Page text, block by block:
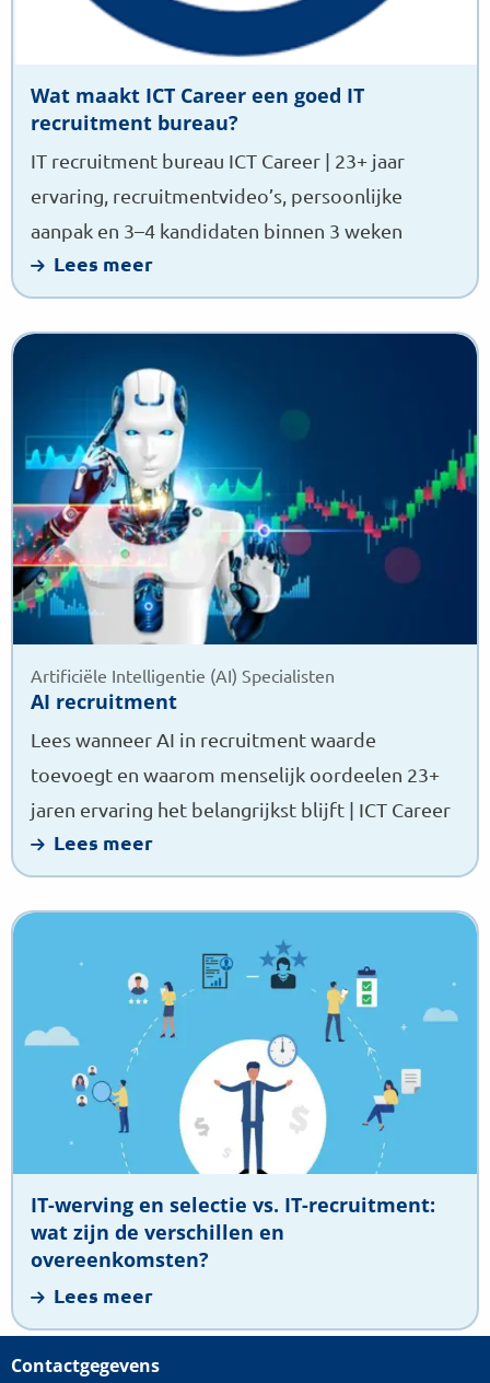
Wat maakt ICT Career een goed IT
recruitment bureau?
IT recruitment bureau ICT Career | 23+ jaar
ervaring, recruitmentvideo’s, persoonlijke
aanpak en 3–4 kandidaten binnen 3 weken
Lees meer
Artificiële Intelligentie (AI) Specialisten
AI recruitment
Lees wanneer AI in recruitment waarde
toevoegt en waarom menselijk oordeelen 23+
jaren ervaring het belangrijkst blijft | ICT Career
Lees meer
Lees
AI
recruitment
IT-werving en selectie vs. IT-recruitment:
wat zijn de verschillen en
overeenkomsten?
Lees meer
Lees
werving
selectie
recruitment:
zijn
verschillen
en
overeenkomsten?
Contactgegevens